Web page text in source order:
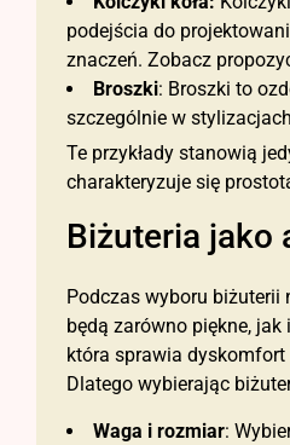
podejścia do
znaczeń. Zobacz
Broszki: Broszki to
szczególnie w
Te przykłady stanowią
charakteryzuje się
Biżuteria jako
Podczas wyboru biżuterii
będą zarówno piękne,
która sprawia dyskomfort
Dlatego wybierając
Waga i rozmiar: